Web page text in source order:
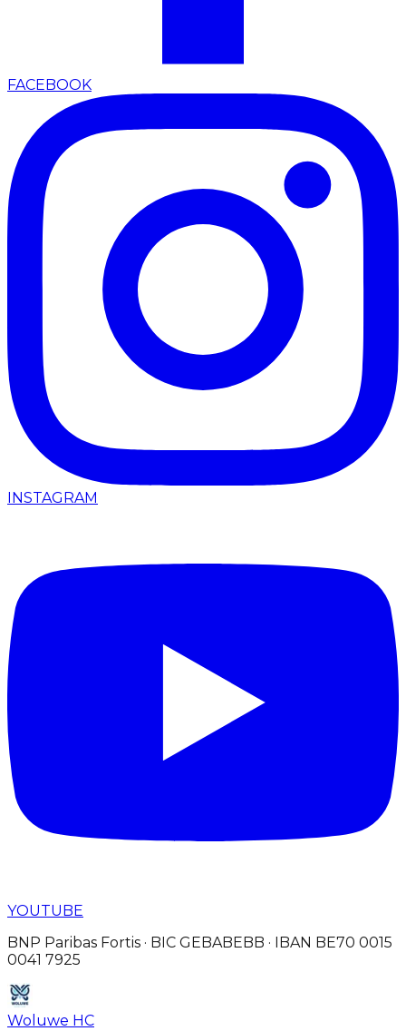
FACEBOOK
INSTAGRAM
YOUTUBE
BNP Paribas Fortis · BIC GEBABEBB · IBAN BE70 0015
0041 7925
Woluwe HC